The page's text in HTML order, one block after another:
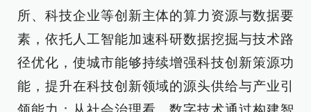
所、科技企业等创新主体的算力资源与数据要
素，依托人工智能加速科研数据挖掘与技术路
径优化，使城市能够持续增强科技创新策源功
能，提升在科技创新领域的源头供给与产业引